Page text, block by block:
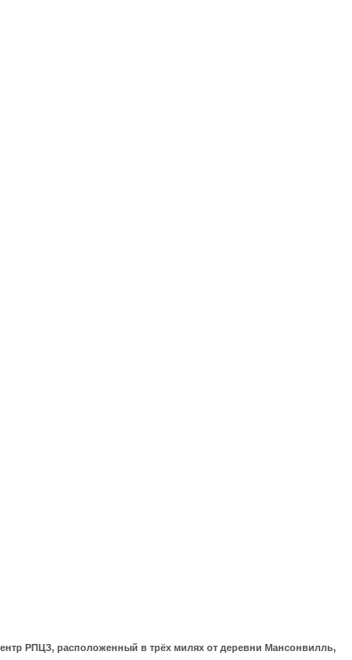
РПЦЗ, расположенный в трёх милях от деревни Мансонвилль,